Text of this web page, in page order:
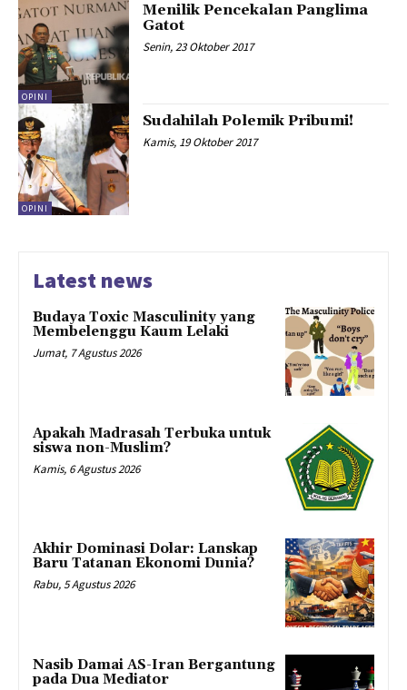
OPINI
Menilik Pencekalan Panglima
Gatot
Senin, 23 Oktober 2017
OPINI
Sudahilah Polemik Pribumi!
Kamis, 19 Oktober 2017
Latest news
Budaya Toxic Masculinity yang
Membelenggu Kaum Lelaki
Jumat, 7 Agustus 2026
Apakah Madrasah Terbuka untuk
siswa non-Muslim?
Kamis, 6 Agustus 2026
Akhir Dominasi Dolar: Lanskap
Baru Tatanan Ekonomi Dunia?
Rabu, 5 Agustus 2026
Nasib Damai AS-Iran Bergantung
pada Dua Mediator